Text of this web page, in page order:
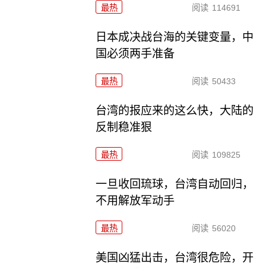
最热 阅读 114691
日本成决战台海的关键变量，中
国必须两手准备
最热 阅读 50433
台湾的报应来的这么快，大陆的
反制稳准狠
最热 阅读 109825
一旦收回琉球，台湾自动回归，
不用解放军动手
最热 阅读 56020
美国凶猛出击，台湾很危险，开